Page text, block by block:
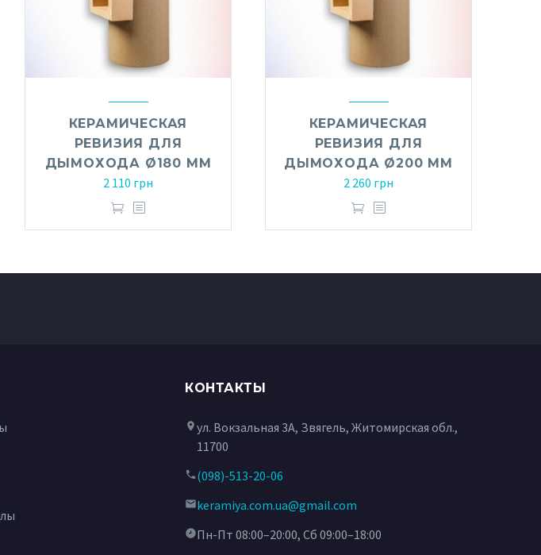
КЕРАМИЧЕСКАЯ
РЕВИЗИЯ ДЛЯ
ДЫМОХОДА Ø180 ММ
2 110 грн
КЕРАМИЧЕСКАЯ
РЕВИЗИЯ ДЛЯ
ДЫМОХОДА Ø200 ММ
2 260 грн
КОНТАКТЫ
ул. Вокзальная 3А, Звягель, Житомирская обл.,
11700
(098)-513-20-06
keramiya.com.ua@gmail.com
Пн-Пт 08:00–20:00, Сб 09:00–18:00